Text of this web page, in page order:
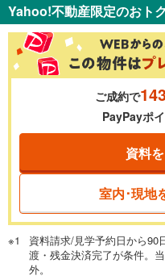
金利
0.01%
一般的には最長35年まで
が完済時の年齢は80歳ま
閉じる
頭金
Yahoo!不動産限定のおト
ご成約で
PayPayポ
資料
室内･現地
資料請求/見学予約日から90
渡・残金決済完了が条件。
外。